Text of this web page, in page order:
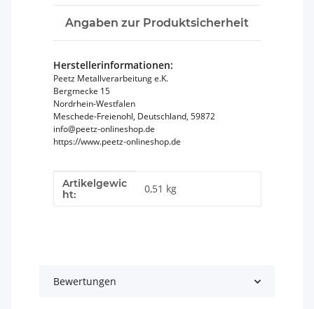
Angaben zur Produktsicherheit
Herstellerinformationen:
Peetz Metallverarbeitung e.K.
Bergmecke 15
Nordrhein-Westfalen
Meschede-Freienohl, Deutschland, 59872
info@peetz-onlineshop.de
https://www.peetz-onlineshop.de
Produkteigenschaft
Wert
Artikelgewic
ht:
0,51 kg
Bewertungen